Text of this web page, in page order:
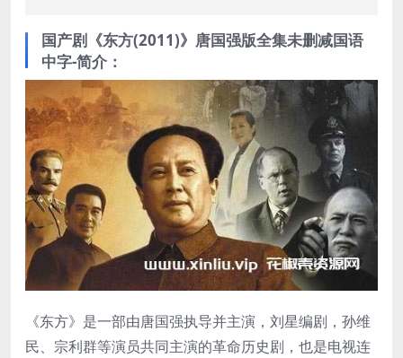
国产剧《东方(2011)》唐国强版全集未删减国语
中字-简介：
《东方》是一部由唐国强执导并主演，刘星编剧，孙维
民、宗利群等演员共同主演的革命历史剧，也是电视连